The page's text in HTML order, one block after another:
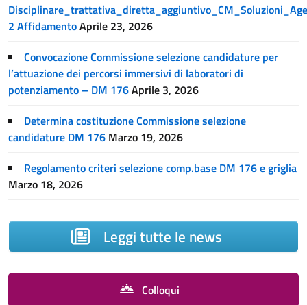
2 AffidamentoAprile 23, 2026
Convocazione Commissione selezione candidature per
l’attuazione dei percorsi immersivi di laboratori di
potenziamento – DM 176Aprile 3, 2026
Determina costituzione Commissione selezione
candidature DM 176 Marzo 19, 2026
Regolamento criteri selezione comp.base DM 176 e griglia
Marzo 18, 2026
Leggi tutte le news
Colloqui